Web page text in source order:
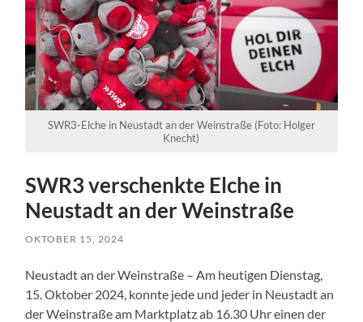
SWR3-Elche in Neustadt an der Weinstraße (Foto: Holger
Knecht)
SWR3 verschenkte Elche in
Neustadt an der Weinstraße
OKTOBER 15, 2024
Neustadt an der Weinstraße – Am heutigen Dienstag,
15. Oktober 2024, konnte jede und jeder in Neustadt an
der Weinstraße am Marktplatz ab 16.30 Uhr einen der